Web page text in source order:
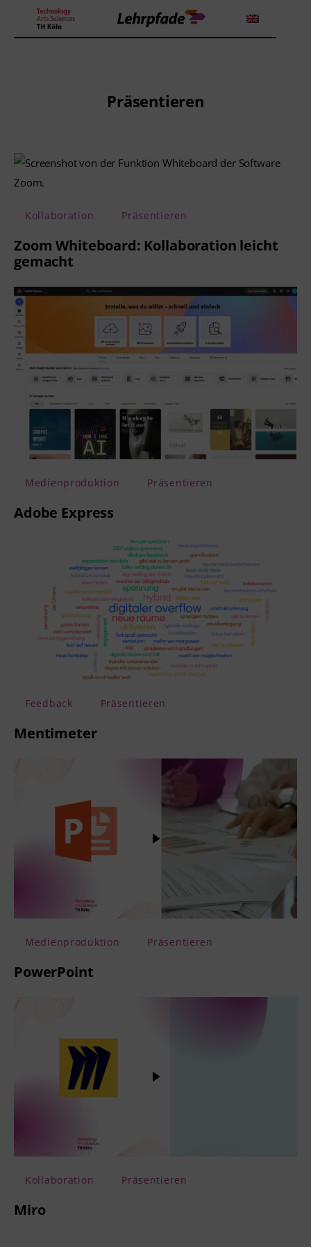
Theorien und Methoden
Lehrstrategie
Präsentieren
Kollaboration Präsentieren
Zoom Whiteboard: Kollaboration leicht
gemacht
Medienproduktion Präsentieren
Adobe Express
Feedback Präsentieren
Mentimeter
Medienproduktion Präsentieren
PowerPoint
Kollaboration Präsentieren
Miro